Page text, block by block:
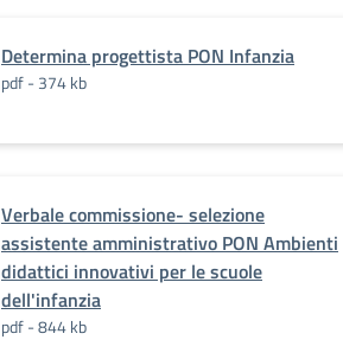
Determina progettista PON Infanzia
pdf - 374 kb
Verbale commissione- selezione
assistente amministrativo PON Ambienti
didattici innovativi per le scuole
dell'infanzia
pdf - 844 kb